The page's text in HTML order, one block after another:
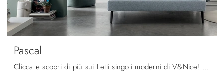
Pascal
Clicca e scopri di più sui Letti singoli moderni di V&Nice! Il modello Pascal in tessuto ti attende.